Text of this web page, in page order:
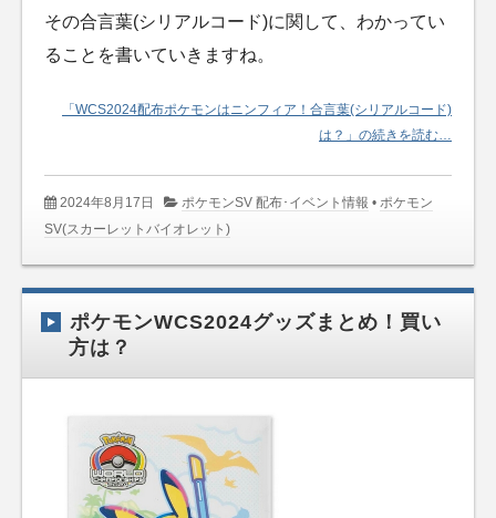
その合言葉(シリアルコード)に関して、わかってい
ることを書いていきますね。
「WCS2024配布ポケモンはニンフィア！合言葉(シリアルコード)
は？」の続きを読む…
2024年8月17日 ポケモンSV 配布･イベント情報 • ポケモン
SV(スカーレットバイオレット)
ポケモンWCS2024グッズまとめ！買い
方は？